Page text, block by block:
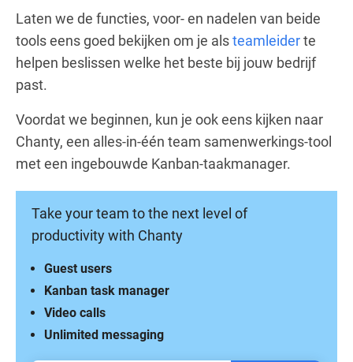
Laten we de functies, voor- en nadelen van beide
tools eens goed bekijken om je alsteamleiderte
helpen beslissen welke het beste bij jouw bedrijf
past.
Voordat we beginnen, kun je ook eens kijken naar
Chanty, een alles-in-één team samenwerkings-tool
met een ingebouwde Kanban-taakmanager.
Take your team to the next level of
productivity with Chanty
Unlimited messaging
Video calls
Kanban task manager
Guest users